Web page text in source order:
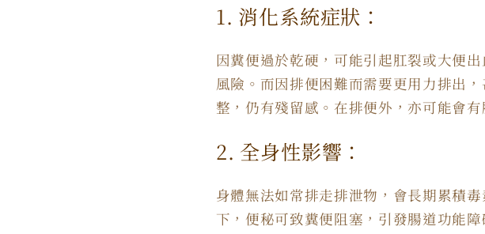
1. 消化系統症狀：
因糞便過於乾硬，可能引起肛裂或大便
風險。而因排便困難而需要更用力排出
整，仍有殘留感。在排便外，亦可能會
2. 全身性影響：
身體無法如常排走排泄物，會長期累積
下，便秘可致糞便阻塞，引發腸道功能障